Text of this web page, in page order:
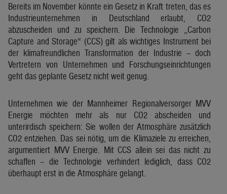
Bereits im November könnte ein Gesetz in Kraft treten, das es
Industrieunternehmen in Deutschland erlaubt, CO2
abzuscheiden und zu speichern. Die Technologie „Carbon
Capture and Storage“ (CCS) gilt als wichtiges Instrument bei
der klimafreundlichen Transformation der Industrie – doch
Vertretern von Unternehmen und Forschungseinrichtungen
geht das geplante Gesetz nicht weit genug.
Unternehmen wie der Mannheimer Regionalversorger MVV
Energie möchten mehr als nur CO2 abscheiden und
unterirdisch speichern: Sie wollen der Atmosphäre zusätzlich
CO2 entziehen. Das sei nötig, um die Klimaziele zu erreichen,
argumentiert MVV Energie. Mit CCS allein sei das nicht zu
schaffen – die Technologie verhindert lediglich, dass CO2
überhaupt erst in die Atmosphäre gelangt.